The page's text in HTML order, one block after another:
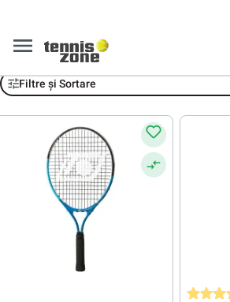
Rachete tenis copii
Filtre și Sortare